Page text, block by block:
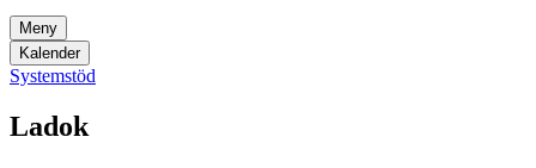
Meny
Kalender
Systemstöd
Ladok